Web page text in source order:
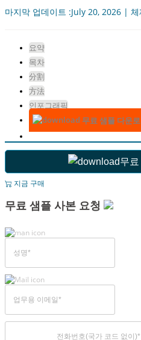
마지막 업데이트 :July 20, 2026 |
요약
목차
分割
方法
인포그래픽
무료 샘플 다운
무
지금 구매
무료 샘플 사본 요청